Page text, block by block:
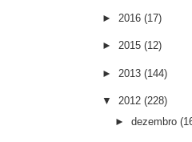
► 2016 (17)
► 2015 (12)
► 2013 (144)
▼ 2012 (228)
► dezembro